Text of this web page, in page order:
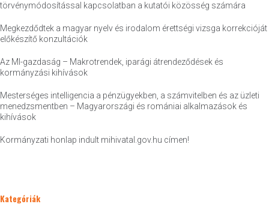
törvénymódosítással kapcsolatban a kutatói közösség számára
Megkezdődtek a magyar nyelv és irodalom érettségi vizsga korrekcióját
előkészítő konzultációk
Az MI-gazdaság – Makrotrendek, iparági átrendeződések és
kormányzási kihívások
Mesterséges intelligencia a pénzügyekben, a számvitelben és az üzleti
menedzsmentben – Magyarországi és romániai alkalmazások és
kihívások
Kormányzati honlap indult mihivatal.gov.hu címen!
Kategóriák